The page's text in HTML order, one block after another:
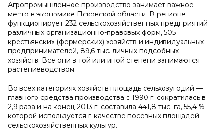
Агропромышленное производство занимает важное
место в экономике Псковской области. В регионе
функционирует 232 сельскохозяйственных предприятий
различных организационно-правовых форм, 505
крестьянских (фермерских) хозяйств и индивидуальных
предпринимателей, 89,6 тыс. личных подсобных
хозяйств. Все они в той или иной степени занимаются
растениеводством.
Во всех категориях хозяйств площадь сельхозугодий —
главного средства производства с 1990 г. сократилась в
2,9 раза и на конец 2013 г. составила 441,8 тыс. га, 55,4 %
которой используется в качестве посевных площадей
сельскохозяйственных культур.